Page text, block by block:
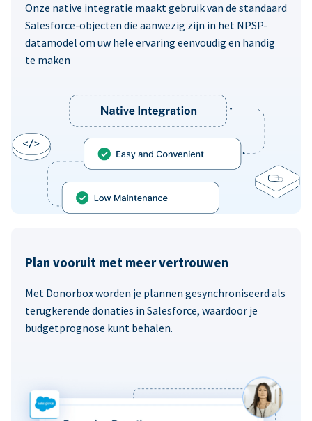
Onze native integratie maakt gebruik van de standaard
Salesforce-objecten die aanwezig zijn in het NPSP-
datamodel om uw hele ervaring eenvoudig en handig
te maken
Plan vooruit met meer vertrouwen
Met Donorbox worden je plannen gesynchroniseerd als
terugkerende donaties in Salesforce, waardoor je
budgetprognose kunt behalen.